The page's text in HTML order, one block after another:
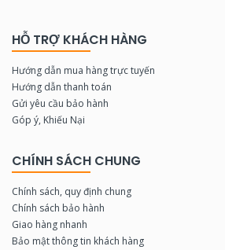
HỖ TRỢ KHÁCH HÀNG
Hướng dẫn mua hàng trực tuyến
Hướng dẫn thanh toán
Gửi yêu cầu bảo hành
Góp ý, Khiếu Nại
CHÍNH SÁCH CHUNG
Chính sách, quy định chung
Chính sách bảo hành
Giao hàng nhanh
Bảo mật thông tin khách hàng